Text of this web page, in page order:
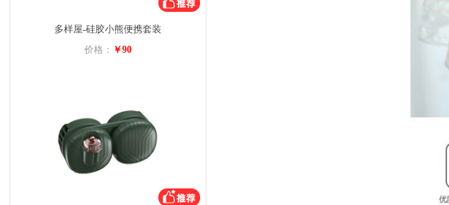
多样屋-硅胶小熊便携套装
价格： ￥90